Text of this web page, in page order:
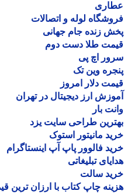
لوله و اتصالات
زنده جام جهانی
طلا دست دوم
اچ پی
وین تک
دلار امروز
ارز دیجیتال در تهران
بار
طراحی سایت یزد
مانیتور استوک
فالوور پاپ آپ اینستاگرام
تبلیغاتی
سالت
چاپ کتاب با ارزان ترین قیمت